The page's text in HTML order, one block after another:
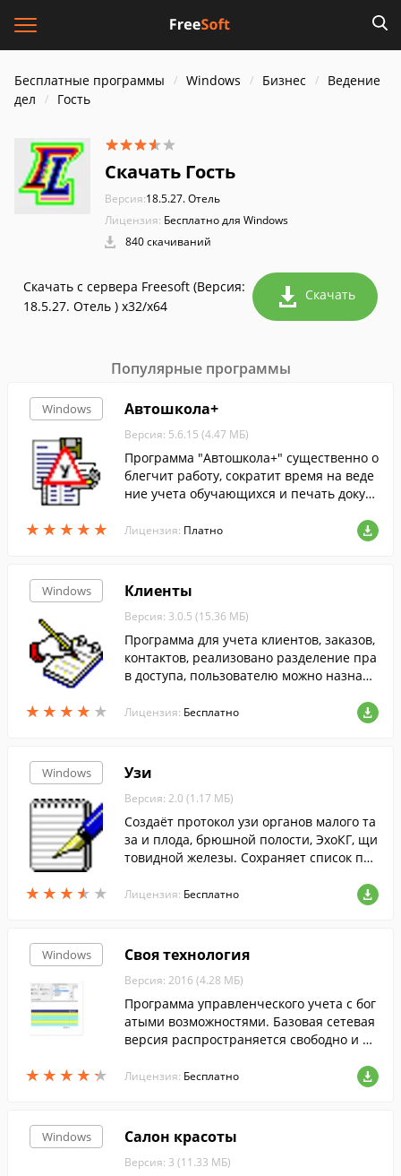
Бесплатные программы Windows Бизнес
Ведение
дел
Гость
Скачать Гость
Версия:18.5.27. Отель
Лицензия: Бесплатно для Windows
840 скачиваний
Скачать с сервера Freesoft (Версия:
18.5.27. Отель ) x32/x64
Скачать
Популярные программы
Windows
★ ★ ★ ★ ★
★ ★ ★ ★ ★
Автошкола+
Версия: 5.6.15 (4.47 МБ)
Программа "Автошкола+" существенно о
блегчит работу, сократит время на веде
ние учета обучающихся и печать докум
листы, вести контроль оплат, составить
Лицензия: Платно
Windows
★ ★ ★ ★ ★
★ ★ ★ ★ ★
Клиенты
Версия: 3.0.5 (15.36 МБ)
Программа для учета клиентов, заказов,
контактов, реализовано разделение пра
в доступа, пользователю можно назначи
Лицензия: Бесплатно
Windows
★ ★ ★ ★ ★
★ ★ ★ ★ ★
Узи
Версия: 2.0 (1.17 МБ)
Создаёт протокол узи органов малого та
за и плода, брюшной полости, ЭхоКГ, щи
товидной железы. Сохраняет список пол
водит протокол исследования в Word.
Лицензия: Бесплатно
Windows
★ ★ ★ ★ ★
★ ★ ★ ★ ★
Своя технология
Версия: 2016 (4.28 МБ)
Программа управленческого учета с бог
атыми возможностями. Базовая сетевая
версия распространяется свободно и бе
ственный учет, отчеты Экспорт докумен
тов в 1С. Интеграция с телефонией, рас
Лицензия: Бесплатно
Windows Салон красоты
Версия: 3 (11.33 МБ)